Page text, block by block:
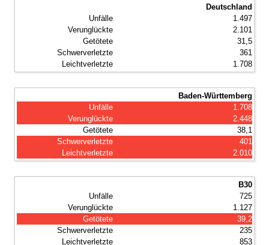
Deutschland
1.497
2.101
31,5
361
1.708
Baden-Württemberg
1.708
2.448
38,1
401
2.010
B30
725
1.127
39,2
235
853